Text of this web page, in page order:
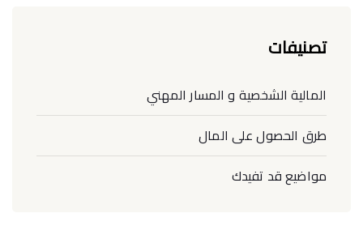
تصنيفات
المالية الشخصية و المسار المهني
طرق الحصول على المال
مواضيع قد تفيدك